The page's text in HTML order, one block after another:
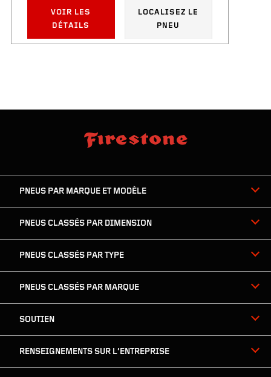
VOIR LES
DÉTAILS
LOCALISEZ LE
PNEU
PNEUS PAR MARQUE ET MODÈLE
PNEUS CLASSÉS PAR DIMENSION
PNEUS CLASSÉS PAR TYPE
PNEUS CLASSÉS PAR MARQUE
SOUTIEN
RENSEIGNEMENTS SUR L’ENTREPRISE